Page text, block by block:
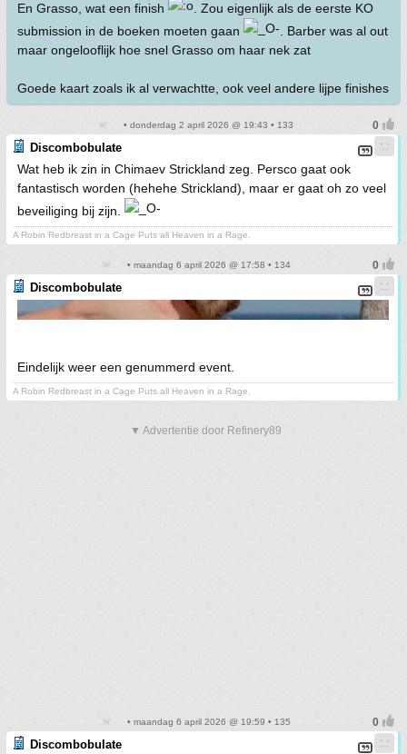
En Grasso, wat een finish
. Zou eigenlijk als de eerste KO
submission in de boeken moeten gaan
. Barber was al out
maar ongelooflijk hoe snel Grasso om haar nek zat
Goede kaart zoals ik al verwachtte, ook veel andere lijpe finishes
• donderdag 2 april 2026 @ 19:43 • 133
Discombobulate
Wat heb ik zin in Chimaev Strickland zeg. Persco gaat ook
fantastisch worden (hehehe Strickland), maar er gaat oh zo veel
beveiliging bij zijn.
A Robin Redbreast in a Cage Puts all Heaven in a Rage.
• maandag 6 april 2026 @ 17:58 • 134
Discombobulate
Eindelijk weer een genummerd event.
A Robin Redbreast in a Cage Puts all Heaven in a Rage.
▼ Advertentie door Refinery89
• maandag 6 april 2026 @ 19:59 • 135
Discombobulate